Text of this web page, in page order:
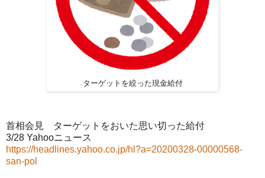
ターゲットを絞った現金給付
首相会見 ターゲットをおいた思い切った給付
3/28 Yahooニュース
https://headlines.yahoo.co.jp/hl?a=20200328-00000568-
san-pol